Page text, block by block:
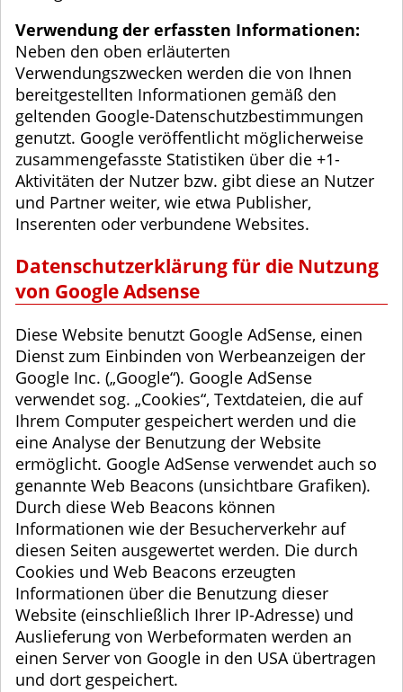
Verwendung der erfassten Informationen:
Neben den oben erläuterten
Verwendungszwecken werden die von Ihnen
bereitgestellten Informationen gemäß den
geltenden Google-Datenschutzbestimmungen
genutzt. Google veröffentlicht möglicherweise
zusammengefasste Statistiken über die +1-
Aktivitäten der Nutzer bzw. gibt diese an Nutzer
und Partner weiter, wie etwa Publisher,
Inserenten oder verbundene Websites.
Datenschutzerklärung für die Nutzung
von Google Adsense
Diese Website benutzt Google AdSense, einen
Dienst zum Einbinden von Werbeanzeigen der
Google Inc. („Google“). Google AdSense
verwendet sog. „Cookies“, Textdateien, die auf
Ihrem Computer gespeichert werden und die
eine Analyse der Benutzung der Website
ermöglicht. Google AdSense verwendet auch so
genannte Web Beacons (unsichtbare Grafiken).
Durch diese Web Beacons können
Informationen wie der Besucherverkehr auf
diesen Seiten ausgewertet werden. Die durch
Cookies und Web Beacons erzeugten
Informationen über die Benutzung dieser
Website (einschließlich Ihrer IP-Adresse) und
Auslieferung von Werbeformaten werden an
einen Server von Google in den USA übertragen
und dort gespeichert.